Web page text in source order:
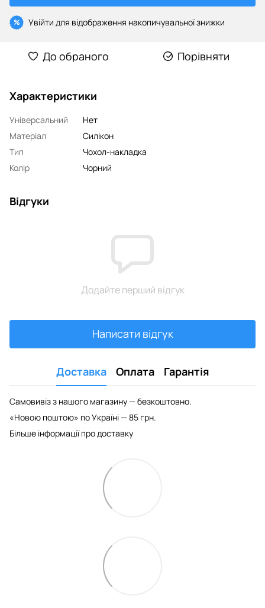
% Увійти для відображення накопичувальної знижки
До обраного Порівняти
Характеристики
Універсальний
Нет
Матеріал
Силікон
Тип
Чохол-накладка
Колір
Чорний
Відгуки
Додайте перший відгук
Написати відгук
Доставка Оплата Гарантія
Самовивіз з нашого магазину — безкоштовно.
«Новою поштою» по Україні — 85 грн.
Більше інформації про доставку